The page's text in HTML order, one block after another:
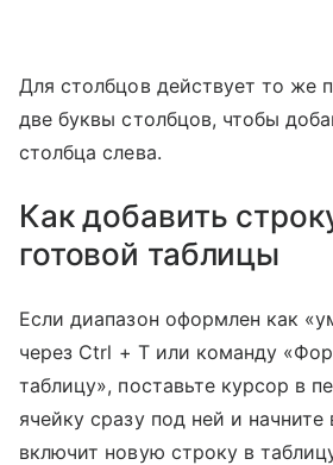
Для столбцов действует то же
две буквы столбцов, чтобы
столбца слева.
Как добавить
готовой таблицы
Если диапазон оформлен как
через Ctrl + T или команду
таблицу», поставьте курсор в
ячейку сразу под ней и начните
включит новую строку в